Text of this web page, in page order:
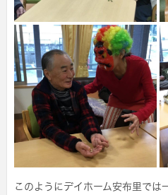
このようにデイホーム安布里で